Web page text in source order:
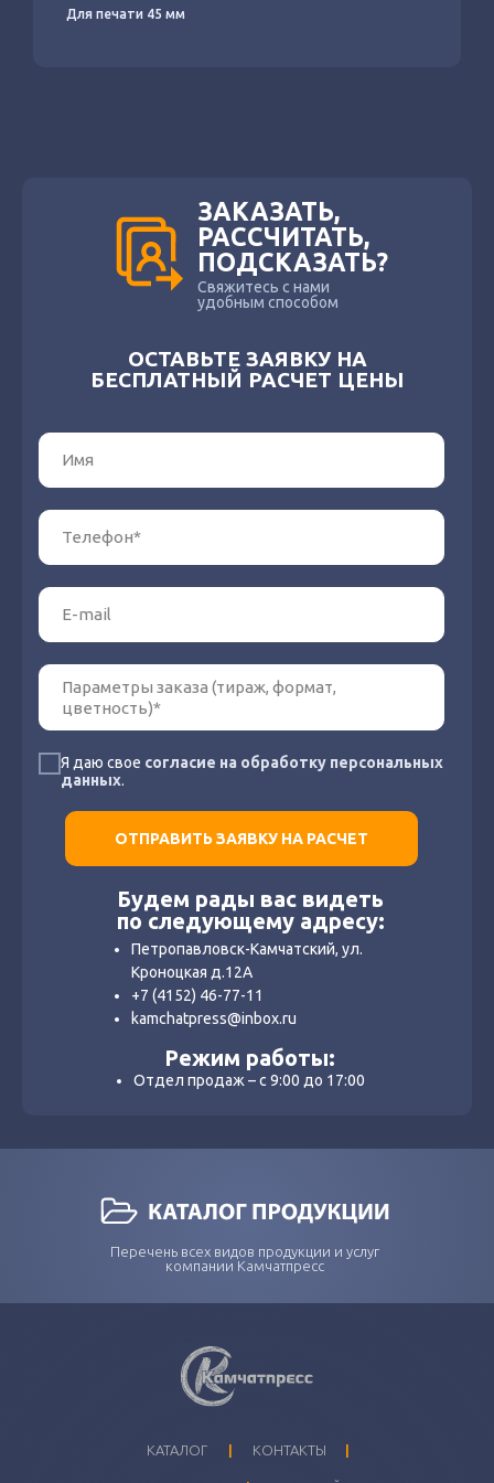
Для печати 45 мм
Я даю свое согласие на обработку персональных
данных.
ОТПРАВИТЬ ЗАЯВКУ НА РАСЧЕТ
ЗАКАЗАТЬ,
РАССЧИТАТЬ,
ПОДСКАЗАТЬ?
Свяжитесь с нами
удобным способом
Петропавловск-Камчатский, ул.
Кроноцкая д.12А
+7 (4152) 46-77-11
kamchatpress@inbox.ru
Будем рады вас видеть
по следующему адресу:
Отдел продаж – с 9:00 до 17:00
Режим работы:
ОСТАВЬТЕ ЗАЯВКУ НА
БЕСПЛАТНЫЙ РАСЧЕТ ЦЕНЫ
Перечень всех видов продукции и услуг
компании Камчатпресс
I
I
КОНТАКТЫ
КАТАЛОГ